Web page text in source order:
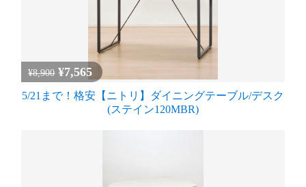
¥8,900 ¥7,565
5/21まで！格安【ニトリ】ダイニングテーブル/デスク
(ステイン120MBR)